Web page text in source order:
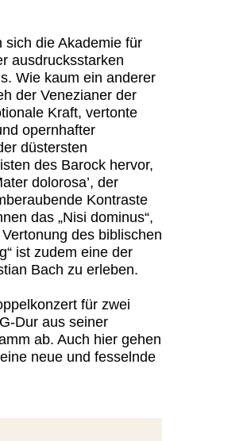
sich die Akademie für
ausdrucksstarken
Wie kaum ein anderer
der Venezianer der
Kraft, vertonte
opernhafter
düstersten
des Barock hervor,
dolorosa’, der
Kontraste
das „Nisi dominus“,
des biblischen
ist zudem eine der
Bach zu erleben.
für zwei
Dur aus seiner
ab. Auch hier gehen
neue und fesselnde